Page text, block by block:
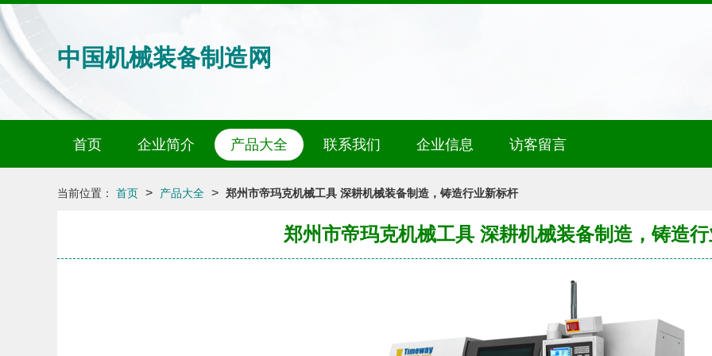
中国机械装备制造网
首页 企业简介 产品大全 联系我们 企业信息 访客留言
当前位置： 首页 > 产品大全 > 郑州市帝玛克机械工具 深耕机械装备制造，铸造行业新标杆
郑州市帝玛克机械工具 深耕机械装备制造，铸造